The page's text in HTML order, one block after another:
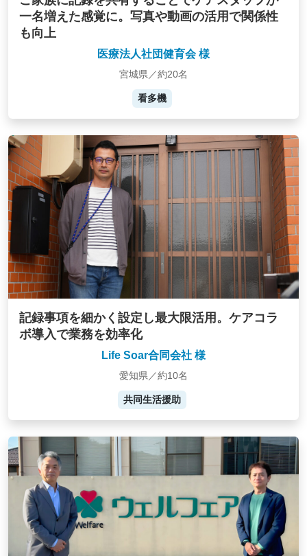
一名増えた感覚に。写真や動画の活用で関係性
も向上
医療法人社団健育会 様
宮城県／約20名
看多機
記録事項を細かく設定し最大限活用。ケアコラ
ボ導入で業務を効率化
Life Soar合同会社 様
愛知県／約10名
共同生活援助